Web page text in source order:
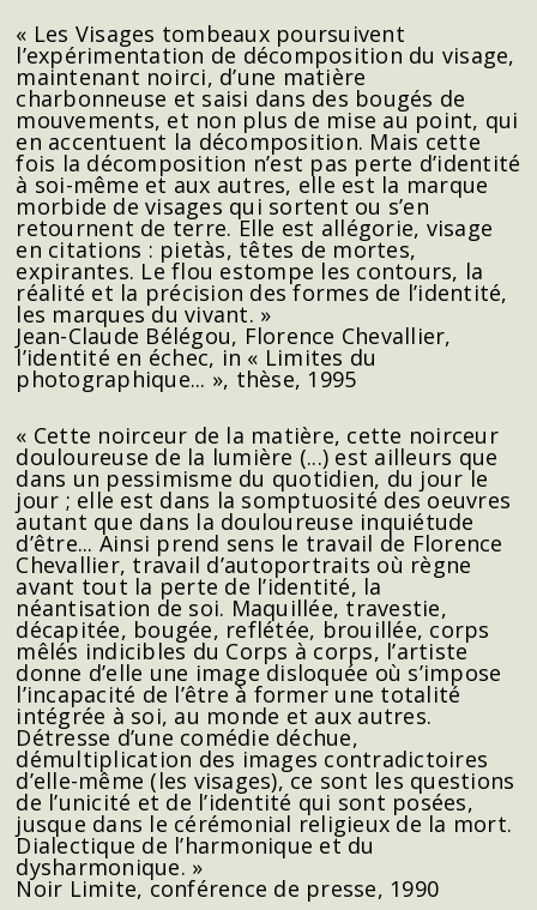
« Les Visages tombeaux poursuivent
l’expérimentation de décomposition du visage,
maintenant noirci, d’une matière
charbonneuse et saisi dans des bougés de
mouvements, et non plus de mise au point, qui
en accentuent la décomposition. Mais cette
fois la décomposition n’est pas perte d’identité
à soi-même et aux autres, elle est la marque
morbide de visages qui sortent ou s’en
retournent de terre. Elle est allégorie, visage
en citations : pietàs, têtes de mortes,
expirantes. Le flou estompe les contours, la
réalité et la précision des formes de l’identité,
les marques du vivant. »
Jean-Claude Bélégou, Florence Chevallier,
l’identité en échec, in « Limites du
photographique... », thèse, 1995
« Cette noirceur de la matière, cette noirceur
douloureuse de la lumière (...) est ailleurs que
dans un pessimisme du quotidien, du jour le
jour ; elle est dans la somptuosité des oeuvres
autant que dans la douloureuse inquiétude
d’être... Ainsi prend sens le travail de Florence
Chevallier, travail d’autoportraits où règne
avant tout la perte de l’identité, la
néantisation de soi. Maquillée, travestie,
décapitée, bougée, reflétée, brouillée, corps
mêlés indicibles du Corps à corps, l’artiste
donne d’elle une image disloquée où s’impose
l’incapacité de l’être à former une totalité
intégrée à soi, au monde et aux autres.
Détresse d’une comédie déchue,
démultiplication des images contradictoires
d’elle-même (les visages), ce sont les questions
de l’unicité et de l’identité qui sont posées,
jusque dans le cérémonial religieux de la mort.
Dialectique de l’harmonique et du
dysharmonique. »
Noir Limite, conférence de presse, 1990